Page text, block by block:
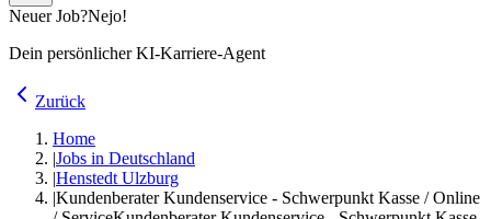
Neuer Job?Nejo!
Dein persönlicher KI-Karriere-Agent
Zurück
Home
|Jobs in Deutschland
|Henstedt Ulzburg
|Kundenberater Kundenservice - Schwerpunkt Kasse / Online